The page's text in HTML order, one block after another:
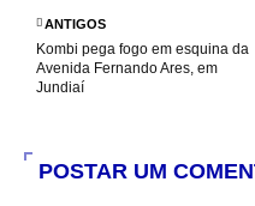
o
k
ANTIGOS
Kombi pega fogo em esquina da
Avenida Fernando Ares, em
Jundiaí
POSTAR UM